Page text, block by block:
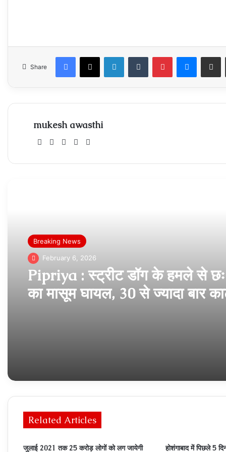
Share
Facebook
X LinkedInTumblr Pinterest
mukesh awasthi
WebsiteFacebook
X Instagram
Breaking News
February 6, 2026
Pipriya : स्ट्रीट डॉग के हमले से
का मासूम घायल, 30 से ज्यादा बार
Related Articles
जुलाई 2021 तक 25 करोड़ लोगों को लग जायेगी
होशंगाबाद में पिछले 5